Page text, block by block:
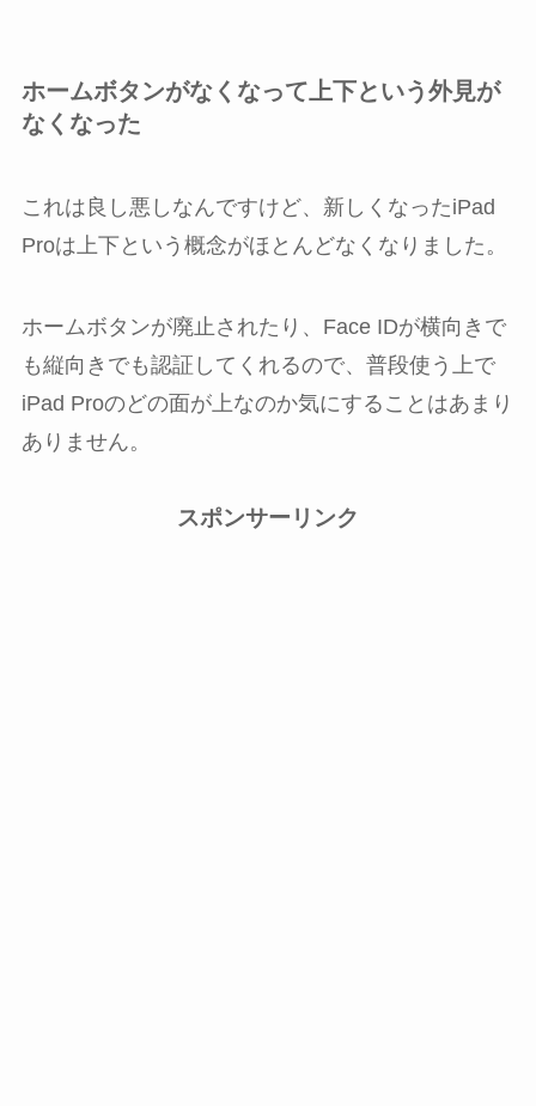
ホームボタンがなくなって上下という外見が
なくなった
これは良し悪しなんですけど、新しくなったiPad
Proは上下という概念がほとんどなくなりました。
ホームボタンが廃止されたり、Face IDが横向きで
も縦向きでも認証してくれるので、普段使う上で
iPad Proのどの面が上なのか気にすることはあまり
ありません。
スポンサーリンク